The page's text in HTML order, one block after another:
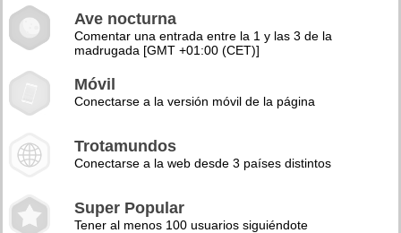
Ave nocturna
Comentar una entrada entre la 1 y las 3 de la
madrugada [GMT +01:00 (CET)]
Móvil
Conectarse a la versión móvil de la página
Trotamundos
Conectarse a la web desde 3 países distintos
Super Popular
Tener al menos 100 usuarios siguiéndote